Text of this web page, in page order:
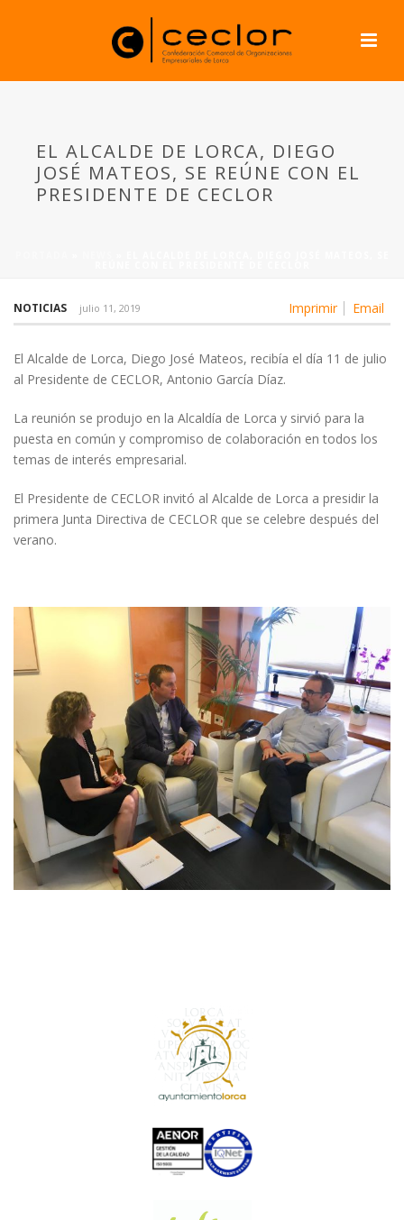
EL ALCALDE DE LORCA, DIEGO
JOSÉ MATEOS, SE REÚNE CON EL
PRESIDENTE DE CECLOR
Imprimir Email
NOTICIAS julio 11, 2019
El Alcalde de Lorca, Diego José Mateos, recibía el día 11 de julio
al Presidente de CECLOR, Antonio García Díaz.
La reunión se produjo en la Alcaldía de Lorca y sirvió para la
puesta en común y compromiso de colaboración en todos los
temas de interés empresarial.
El Presidente de CECLOR invitó al Alcalde de Lorca a presidir la
primera Junta Directiva de CECLOR que se celebre después del
verano.